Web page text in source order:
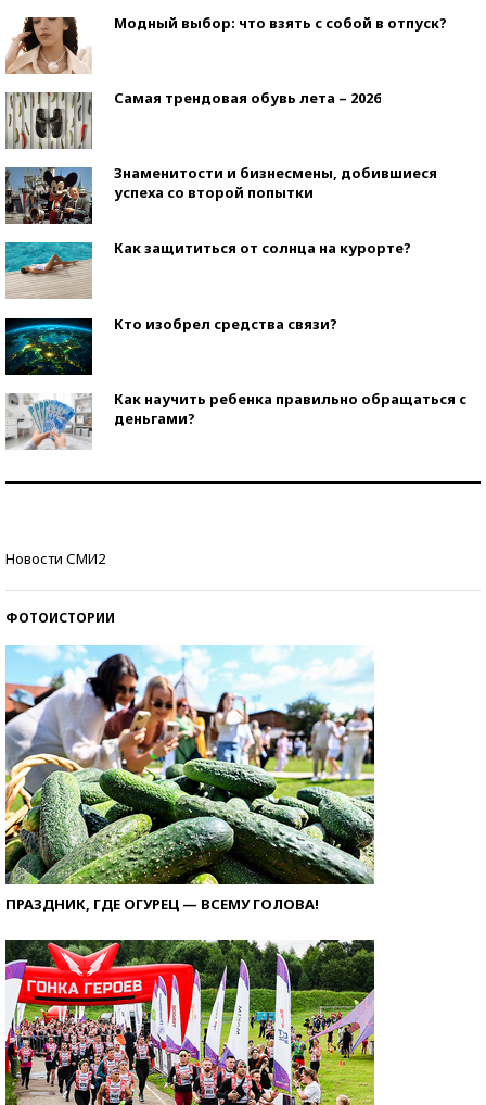
Модный выбор: что взять с собой в отпуск?
Самая трендовая обувь лета – 2026
Знаменитости и бизнесмены, добившиеся
успеха со второй попытки
Как защититься от солнца на курорте?
Кто изобрел средства связи?
Как научить ребенка правильно обращаться с
деньгами?
Новости СМИ2
ФОТОИСТОРИИ
ПРАЗДНИК, ГДЕ ОГУРЕЦ — ВСЕМУ ГОЛОВА!